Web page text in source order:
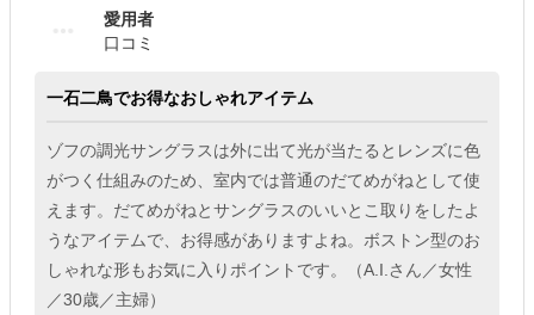
愛用者
口コミ
一石二鳥でお得なおしゃれアイテム
ゾフの調光サングラスは外に出て光が当たるとレンズに色
がつく仕組みのため、室内では普通のだてめがねとして使
えます。だてめがねとサングラスのいいとこ取りをしたよ
うなアイテムで、お得感がありますよね。ボストン型のお
しゃれな形もお気に入りポイントです。（A.I.さん／女性
／30歳／主婦）